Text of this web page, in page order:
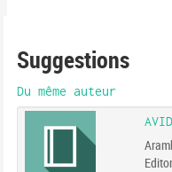
Suggestions
Du même auteur